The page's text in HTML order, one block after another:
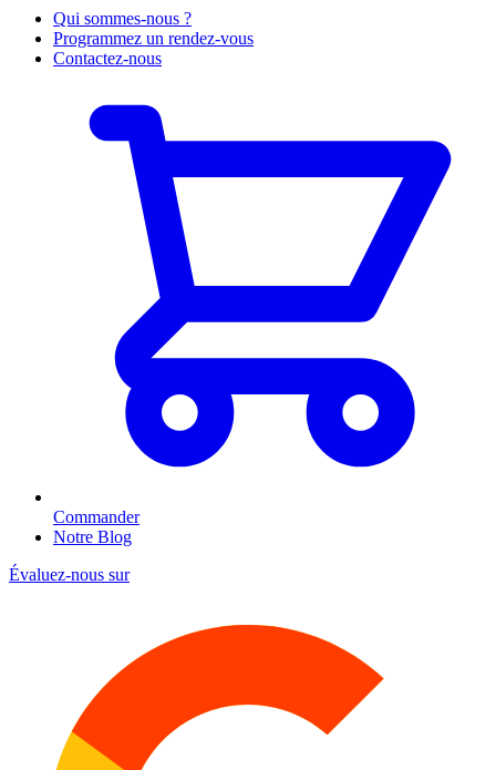
Qui sommes-nous ?
Programmez un rendez-vous
Contactez-nous
Commander
Notre Blog
Évaluez-nous sur